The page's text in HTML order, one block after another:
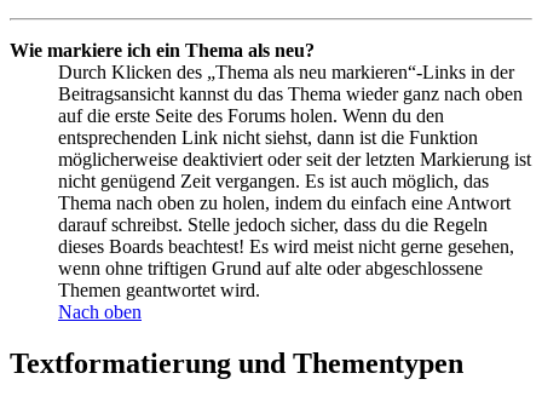
Wie markiere ich ein Thema als neu?
Durch Klicken des „Thema als neu markieren“-Links in der
Beitragsansicht kannst du das Thema wieder ganz nach oben
auf die erste Seite des Forums holen. Wenn du den
entsprechenden Link nicht siehst, dann ist die Funktion
möglicherweise deaktiviert oder seit der letzten Markierung ist
nicht genügend Zeit vergangen. Es ist auch möglich, das
Thema nach oben zu holen, indem du einfach eine Antwort
darauf schreibst. Stelle jedoch sicher, dass du die Regeln
dieses Boards beachtest! Es wird meist nicht gerne gesehen,
wenn ohne triftigen Grund auf alte oder abgeschlossene
Themen geantwortet wird.
Nach oben
Textformatierung und Thementypen